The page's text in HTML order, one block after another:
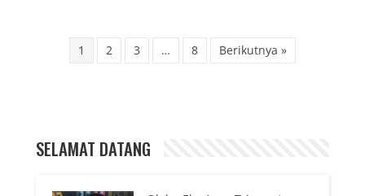
1 2 3 … 8 Berikutnya »
SELAMAT DATANG